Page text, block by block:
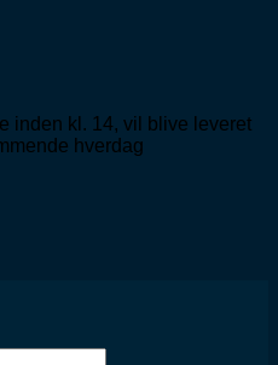
inden kl. 14, vil blive leveret
hverdag